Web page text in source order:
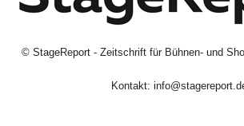
© StageReport - Zeitschrift für Bühnen- und
Kontakt: